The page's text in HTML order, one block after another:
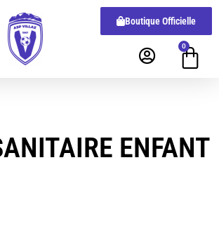
Boutique Officielle
0
ENFANT